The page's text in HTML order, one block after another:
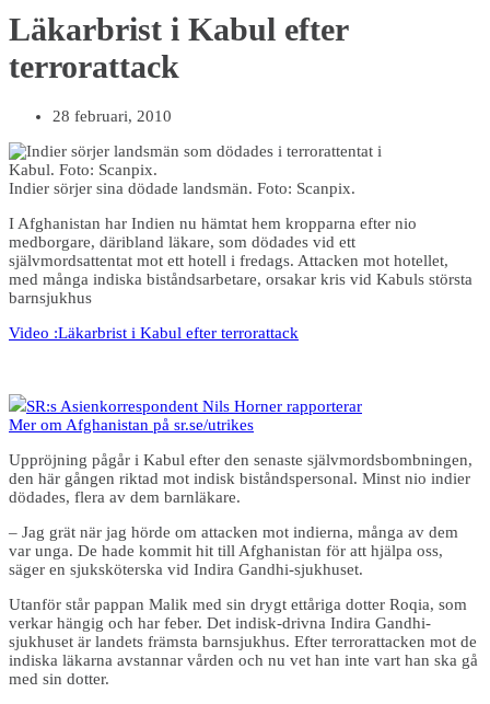
Läkarbrist i Kabul efter
terrorattack
28 februari, 2010
Indier sörjer sina dödade landsmän. Foto: Scanpix.
I Afghanistan har Indien nu hämtat hem kropparna efter nio
medborgare, däribland läkare, som dödades vid ett
självmordsattentat mot ett hotell i fredags. Attacken mot hotellet,
med många indiska biståndsarbetare, orsakar kris vid Kabuls största
barnsjukhus
Video :Läkarbrist i Kabul efter terrorattack
SR:s Asienkorrespondent Nils Horner rapporterar
Mer om Afghanistan på sr.se/utrikes
Uppröjning pågår i Kabul efter den senaste självmordsbombningen,
den här gången riktad mot indisk biståndspersonal. Minst nio indier
dödades, flera av dem barnläkare.
– Jag grät när jag hörde om attacken mot indierna, många av dem
var unga. De hade kommit hit till Afghanistan för att hjälpa oss,
säger en sjuksköterska vid Indira Gandhi-sjukhuset.
Utanför står pappan Malik med sin drygt ettåriga dotter Roqia, som
verkar hängig och har feber. Det indisk-drivna Indira Gandhi-
sjukhuset är landets främsta barnsjukhus. Efter terrorattacken mot de
indiska läkarna avstannar vården och nu vet han inte vart han ska gå
med sin dotter.